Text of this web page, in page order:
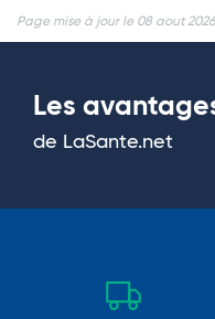
Page mise à jour le 08 aout 2026
Les
de LaSante.net